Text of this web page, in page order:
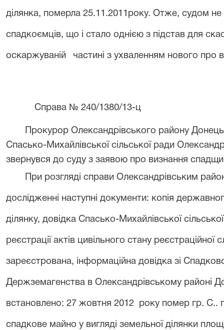
ділянка, померла 25.11.2011року. Отже, судом не
спадкоємців, що і стало однією з підстав для
оскаржуваній частині з ухваленням нового про
Справа № 240/1380/13-ц
Прокурор Олександрівського району
Спасько-Михайлівської сільської ради
звернувся до суду з заявою про визнання
При розгляді справи Олександрівським
дослідженні наступні документи: копія
ділянку, довідка Спасько-Михайлівської
реєстрації актів цивільного стану
зареєстрована, інформаційна довідка зі
Держземагенства в Олександрівському районі
встановлено: 27 жовтня 2012 року помер гр. С..
спадкове майно у вигляді земельної ділянки